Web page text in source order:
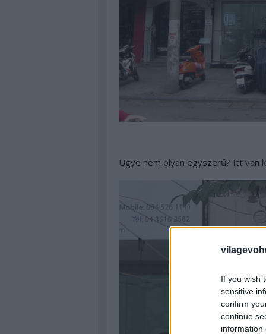
If you wish
sensitive
confirm
continue
information
Ugye nem olyan egyszerű? Itt van